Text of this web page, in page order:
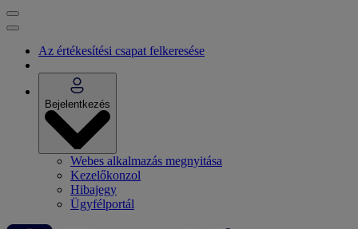
Az értékesítési csapat felkeresése
Bejelentkezés
Webes alkalmazás megnyitása
Kezelőkonzol
Hibajegy
Ügyfélportál